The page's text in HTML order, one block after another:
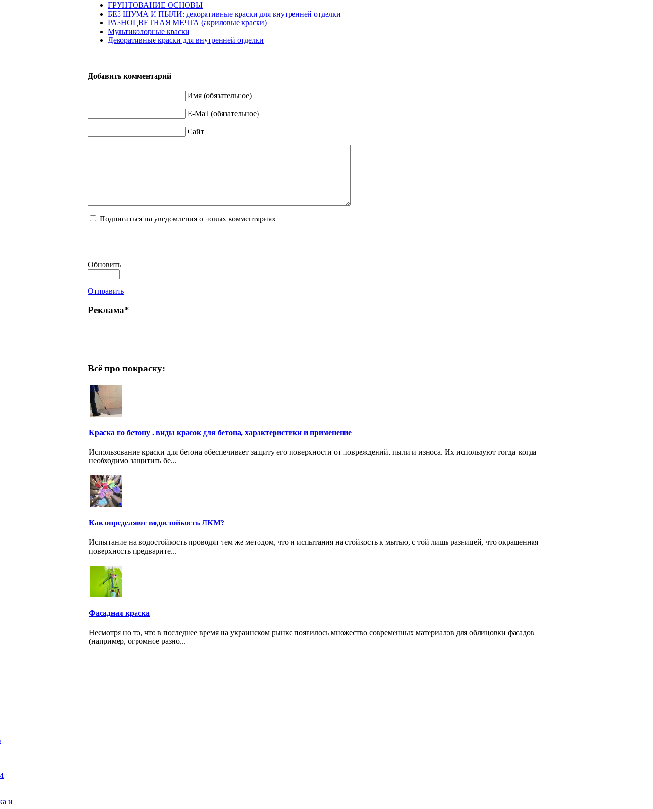
ГРУНТОВАНИЕ ОСНОВЫ
БЕЗ ШУМА И ПЫЛИ: декоративные краски для внутренней отделки
РАЗНОЦВЕТНАЯ МЕЧТА (акриловые краски)
Мультиколорные краски
Декоративные краски для внутренней отделки
Добавить комментарий
Имя (обязательное)
E-Mail (обязательное)
Сайт
Подписаться на уведомления о новых комментариях
Обновить
Отправить
Реклама*
Всё про покраску:
Краска по бетону . виды красок для бетона, характеристики и применение
Использование краски для бетона обеспечивает защиту его поверхности от повреждений, пыли и износа. Их используют тогда, когда
необходимо защитить бе...
Как определяют водостойкость ЛКМ?
Испытание на водостойкость проводят тем же методом, что и испытания на стойкость к мытью, с той лишь разницей, что окрашенная
поверхность предварите...
Фасадная краска
Несмотря но то, что в последнее время на украинском рынке появилось множество современных материалов для облицовки фасадов
(например, огромное разно...
и